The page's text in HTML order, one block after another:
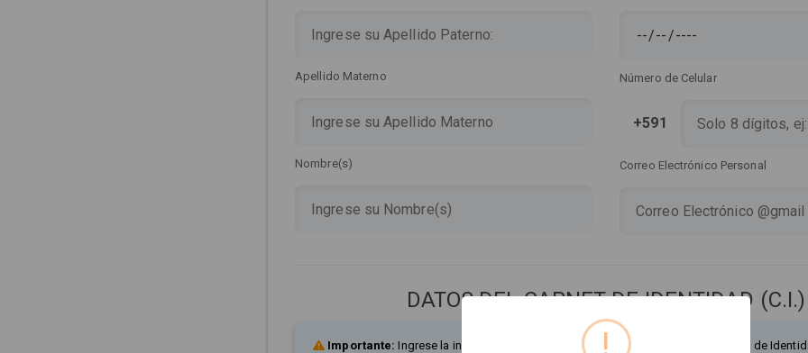
Apellido Materno
Nombre(s)
Número de Celular
+591
Correo Electrónico Personal
DATOS DEL CARNET DE IDENTIDAD (C.I.)
Importante: Ingrese la información exactamente como figura en su Documento de
!